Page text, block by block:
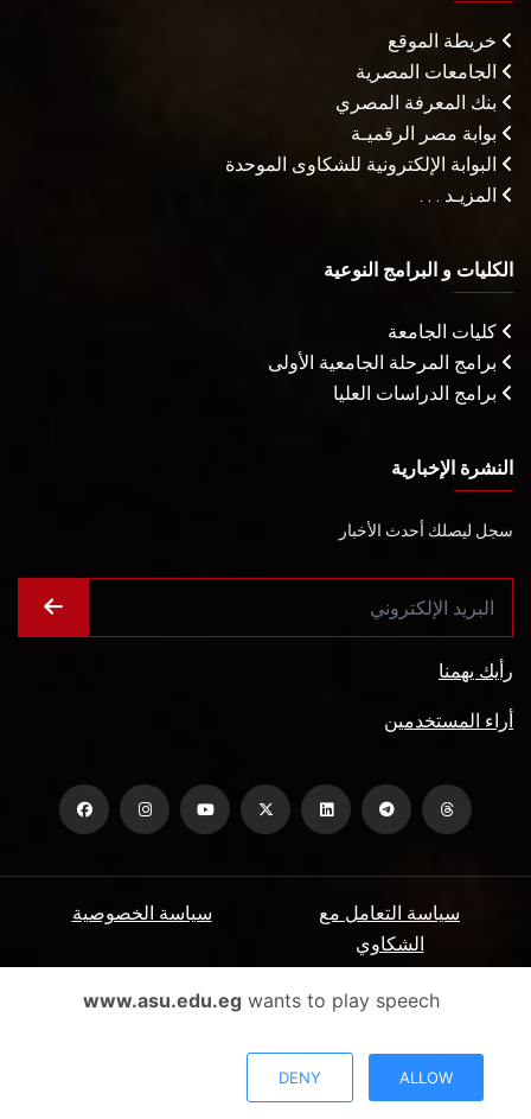
خريطة الموقع
الجامعات المصرية
بنك المعرفة المصري
بوابة مصر الرقميـة
البوابة الإلكترونية للشكاوى الموحدة
المزيـد . . .
الكليات و البرامج النوعية
كليات الجامعة
برامج المرحلة الجامعية الأولى
برامج الدراسات العليا
النشرة الإخبارية
سجل ليصلك أحدث الأخبار
رأيك يهمنا
أراء المستخدمين
سياسة الخصوصية
سياسة التعامل مع
الشكاوي
الأسئلة الشائعة ميثاق المتعاملين
جميع الحقوق محفوظة جامعة عين شمس - البوابة الإلكترونية © 2026
www.asu.edu.egwants to play speech
DENY ALLOW